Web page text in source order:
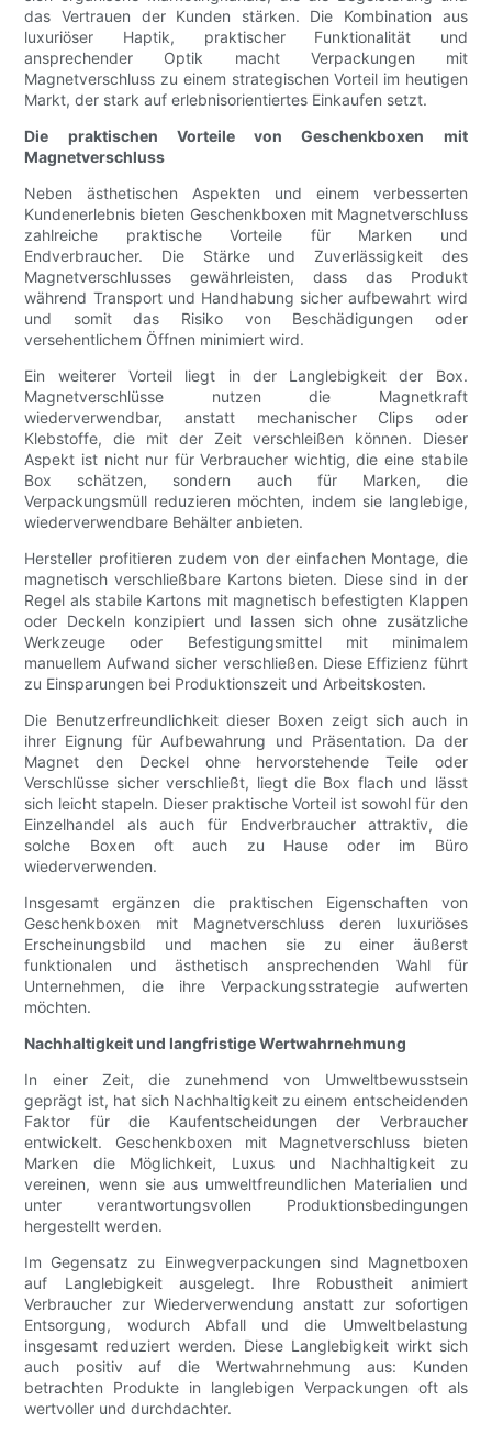
das Vertrauen der Kunden stärken. Die Kombination aus
luxuriöser Haptik, praktischer Funktionalität und
ansprechender Optik macht Verpackungen mit
Magnetverschluss zu einem strategischen Vorteil im heutigen
Markt, der stark auf erlebnisorientiertes Einkaufen setzt.
Die praktischen Vorteile von Geschenkboxen mit
Magnetverschluss
Neben ästhetischen Aspekten und einem verbesserten
Kundenerlebnis bieten Geschenkboxen mit Magnetverschluss
zahlreiche praktische Vorteile für Marken und
Endverbraucher. Die Stärke und Zuverlässigkeit des
Magnetverschlusses gewährleisten, dass das Produkt
während Transport und Handhabung sicher aufbewahrt wird
und somit das Risiko von Beschädigungen oder
versehentlichem Öffnen minimiert wird.
Ein weiterer Vorteil liegt in der Langlebigkeit der Box.
Magnetverschlüsse nutzen die Magnetkraft
wiederverwendbar, anstatt mechanischer Clips oder
Klebstoffe, die mit der Zeit verschleißen können. Dieser
Aspekt ist nicht nur für Verbraucher wichtig, die eine stabile
Box schätzen, sondern auch für Marken, die
Verpackungsmüll reduzieren möchten, indem sie langlebige,
wiederverwendbare Behälter anbieten.
Hersteller profitieren zudem von der einfachen Montage, die
magnetisch verschließbare Kartons bieten. Diese sind in der
Regel als stabile Kartons mit magnetisch befestigten Klappen
oder Deckeln konzipiert und lassen sich ohne zusätzliche
Werkzeuge oder Befestigungsmittel mit minimalem
manuellem Aufwand sicher verschließen. Diese Effizienz führt
zu Einsparungen bei Produktionszeit und Arbeitskosten.
Die Benutzerfreundlichkeit dieser Boxen zeigt sich auch in
ihrer Eignung für Aufbewahrung und Präsentation. Da der
Magnet den Deckel ohne hervorstehende Teile oder
Verschlüsse sicher verschließt, liegt die Box flach und lässt
sich leicht stapeln. Dieser praktische Vorteil ist sowohl für den
Einzelhandel als auch für Endverbraucher attraktiv, die
solche Boxen oft auch zu Hause oder im Büro
wiederverwenden.
Insgesamt ergänzen die praktischen Eigenschaften von
Geschenkboxen mit Magnetverschluss deren luxuriöses
Erscheinungsbild und machen sie zu einer äußerst
funktionalen und ästhetisch ansprechenden Wahl für
Unternehmen, die ihre Verpackungsstrategie aufwerten
möchten.
Nachhaltigkeit und langfristige Wertwahrnehmung
In einer Zeit, die zunehmend von Umweltbewusstsein
geprägt ist, hat sich Nachhaltigkeit zu einem entscheidenden
Faktor für die Kaufentscheidungen der Verbraucher
entwickelt. Geschenkboxen mit Magnetverschluss bieten
Marken die Möglichkeit, Luxus und Nachhaltigkeit zu
vereinen, wenn sie aus umweltfreundlichen Materialien und
unter verantwortungsvollen Produktionsbedingungen
hergestellt werden.
Im Gegensatz zu Einwegverpackungen sind Magnetboxen
auf Langlebigkeit ausgelegt. Ihre Robustheit animiert
Verbraucher zur Wiederverwendung anstatt zur sofortigen
Entsorgung, wodurch Abfall und die Umweltbelastung
insgesamt reduziert werden. Diese Langlebigkeit wirkt sich
auch positiv auf die Wertwahrnehmung aus: Kunden
betrachten Produkte in langlebigen Verpackungen oft als
wertvoller und durchdachter.